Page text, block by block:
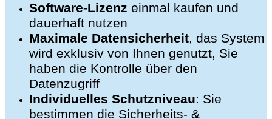
Software-Lizenz einmal kaufen und
dauerhaft nutzen
Maximale Datensicherheit, das System
wird exklusiv von Ihnen genutzt, Sie
haben die Kontrolle über den
Datenzugriff
Individuelles Schutzniveau: Sie
bestimmen die Sicherheits- &